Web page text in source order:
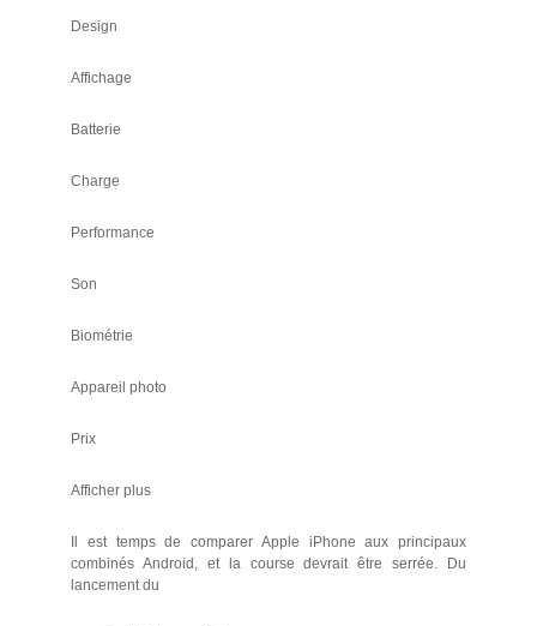
Design
Affichage
Batterie
Charge
Performance
Son
Biométrie
Appareil photo
Prix
Afficher plus
Il est temps de comparer Apple iPhone aux principaux
combinés Android, et la course devrait être serrée. Du
lancement du